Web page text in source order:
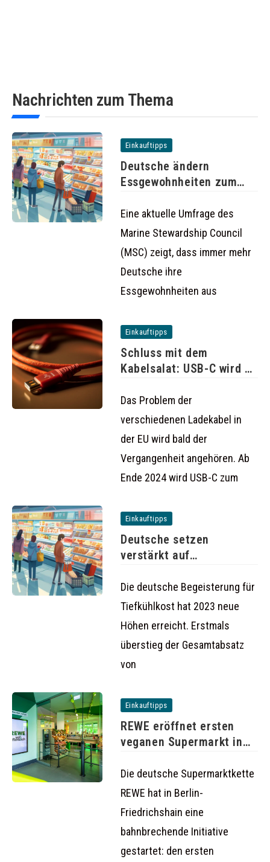
Nachrichten zum Thema
Einkauftipps
Deutsche ändern
Essgewohnheiten zum
Eine aktuelle Umfrage des
Marine Stewardship Council
(MSC) zeigt, dass immer mehr
Deutsche ihre
Essgewohnheiten aus
Einkauftipps
Schluss mit dem
Kabelsalat: USB-C wird ab
Das Problem der
verschiedenen Ladekabel in
der EU wird bald der
Vergangenheit angehören. Ab
Ende 2024 wird USB-C zum
Einkauftipps
Deutsche setzen
verstärkt auf
steigt auf
Die deutsche Begeisterung für
Tiefkühlkost hat 2023 neue
Höhen erreicht. Erstmals
überstieg der Gesamtabsatz
von
Einkauftipps
REWE eröffnet ersten
veganen Supermarkt in
Die deutsche Supermarktkette
REWE hat in Berlin-
Friedrichshain eine
bahnbrechende Initiative
gestartet: den ersten